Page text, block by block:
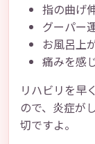
指の曲げ
グーパー
お風呂上
痛みを感
リハビリを早
ので、炎症が
切ですよ。